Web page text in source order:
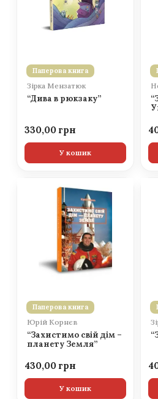
Паперова книга
Зірка Мензатюк
“Дива в рюкзаку”
330,00
У кошик
Паперова книга
Юрій Корнєв
“Захистимо свій дім –
планету Земля”
430,00
У кошик